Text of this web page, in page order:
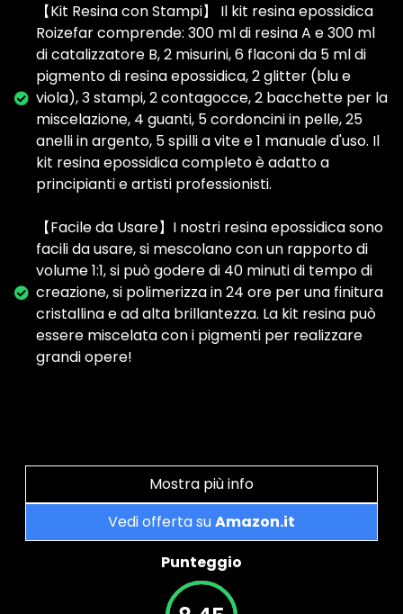
【Kit Resina con Stampi】 Il kit resina epossidica
Roizefar comprende: 300 ml di resina A e 300 ml
di catalizzatore B, 2 misurini, 6 flaconi da 5 ml di
pigmento di resina epossidica, 2 glitter (blu e
viola), 3 stampi, 2 contagocce, 2 bacchette per la
miscelazione, 4 guanti, 5 cordoncini in pelle, 25
anelli in argento, 5 spilli a vite e 1 manuale d'uso. Il
kit resina epossidica completo è adatto a
principianti e artisti professionisti.
【Facile da Usare】I nostri resina epossidica sono
facili da usare, si mescolano con un rapporto di
volume 1:1, si può godere di 40 minuti di tempo di
creazione, si polimerizza in 24 ore per una finitura
cristallina e ad alta brillantezza. La kit resina può
essere miscelata con i pigmenti per realizzare
grandi opere!
Mostra più info
Vedi offerta suAmazon.it
Punteggio